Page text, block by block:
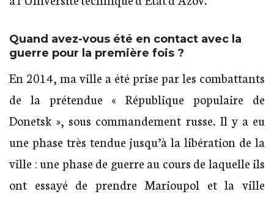
Quand avez-vous été en contact avec la
guerre pour la première fois ?
En 2014, ma ville a été prise par les combattants
de la prétendue « République populaire de
Donetsk », sous commandement russe. Il y a eu
une phase très tendue jusqu’à la libération de la
ville : une phase de guerre au cours de laquelle ils
ont essayé de prendre Marioupol et la ville